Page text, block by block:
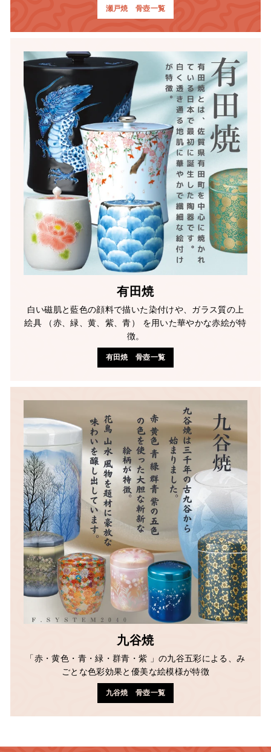
瀬戸焼 骨壺一覧
有田焼
白い磁肌と藍色の顔料で描いた染付けや、ガラス質の上
絵具 （赤、緑、黄、紫、青） を用いた華やかな赤絵が特
徴。
有田焼 骨壺一覧
九谷焼
「赤・黄色・青・緑・群青・紫 」の九谷五彩による、み
ごとな色彩効果と優美な絵模様が特徴
九谷焼 骨壺一覧